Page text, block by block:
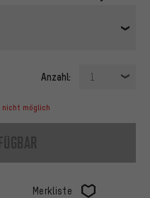
Anzahl: 1
nicht möglich
Merkliste